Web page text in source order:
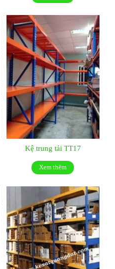
Kệ trung tải TT17
Xem thêm